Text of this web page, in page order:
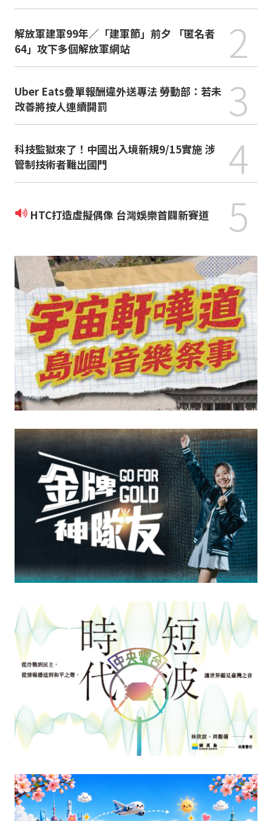
解放軍建軍99年／「建軍節」前夕 「匿名者
64」攻下多個解放軍網站
2
Uber Eats疊單報酬違外送專法 勞動部：若未
改善將按人連續開罰
3
科技監獄來了！中國出入境新規9/15實施 涉
管制技術者難出國門
4
HTC打造虛擬偶像 台灣娛樂首闢新賽道 5